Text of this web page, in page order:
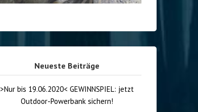
Neueste Beiträge
>Nur bis 19.06.2020< GEWINNSPIEL: jetzt
Outdoor-Powerbank sichern!